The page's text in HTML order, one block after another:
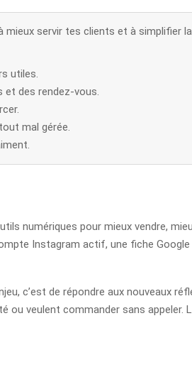
servir tes clients et à simplifier
utiles.
des rendez-vous.
mal gérée.
numériques pour mieux vendre,
Instagram actif, une fiche
c’est de répondre aux nouveaux
ou veulent commander sans